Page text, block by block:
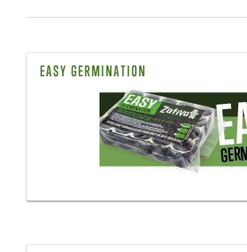
EASY GERMINATION